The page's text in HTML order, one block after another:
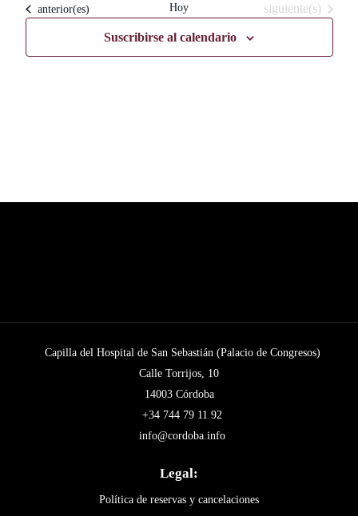
Eventos
anterior(es) Hoy Eventos
siguiente(s)
Suscribirse al calendario
Capilla del Hospital de San Sebastián (Palacio de Congresos)
Calle Torrijos, 10
14003 Córdoba
+34 744 79 11 92
info@cordoba.info
Legal:
Política de reservas y cancelaciones